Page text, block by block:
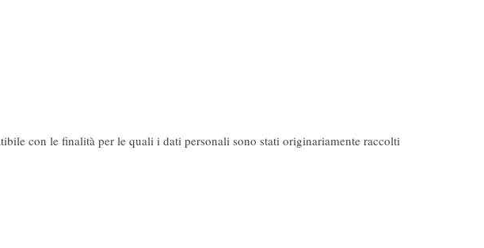
con le finalità per le quali i dati personali sono stati originariamente raccolti